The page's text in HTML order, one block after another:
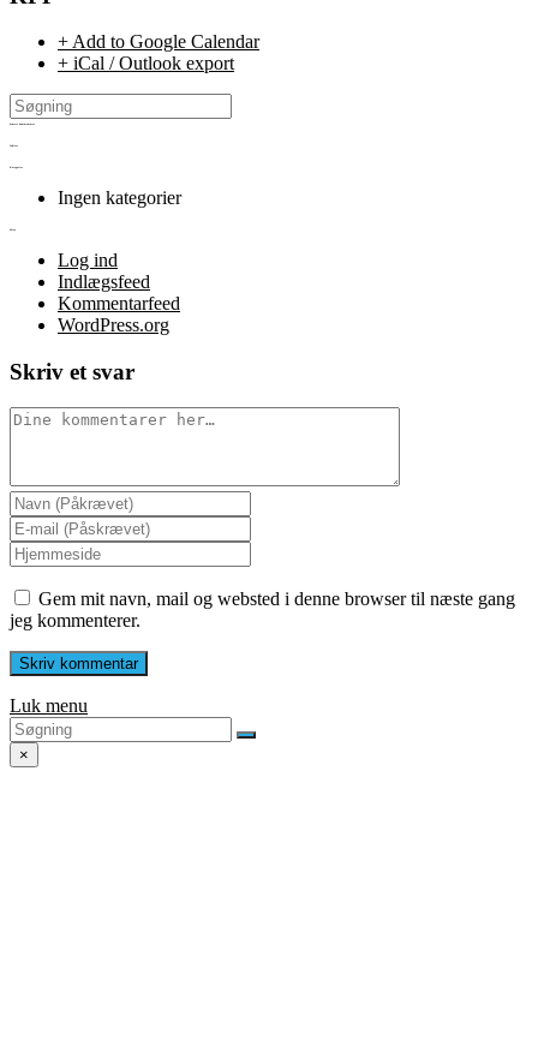
+ Add to Google Calendar
+ iCal / Outlook export
Ingen kategorier
Log ind
Indlægsfeed
Kommentarfeed
WordPress.org
Skriv et svar
Gem mit navn, mail og websted i denne browser til næste gang
jeg kommenterer.
Luk menu
×